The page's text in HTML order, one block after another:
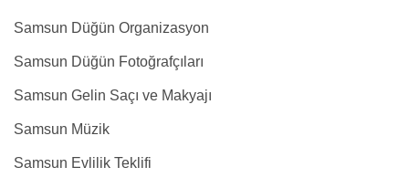
Samsun Düğün Organizasyon
Samsun Düğün Fotoğrafçıları
Samsun Gelin Saçı ve Makyajı
Samsun Müzik
Samsun Evlilik Teklifi